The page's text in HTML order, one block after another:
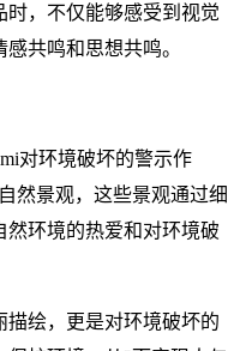
，不仅能够感受到视觉
共鸣和思想共鸣。
对环境破坏的警示作
然景观，这些景观通过细
然环境的热爱和对环境破
绘，更是对环境破坏的